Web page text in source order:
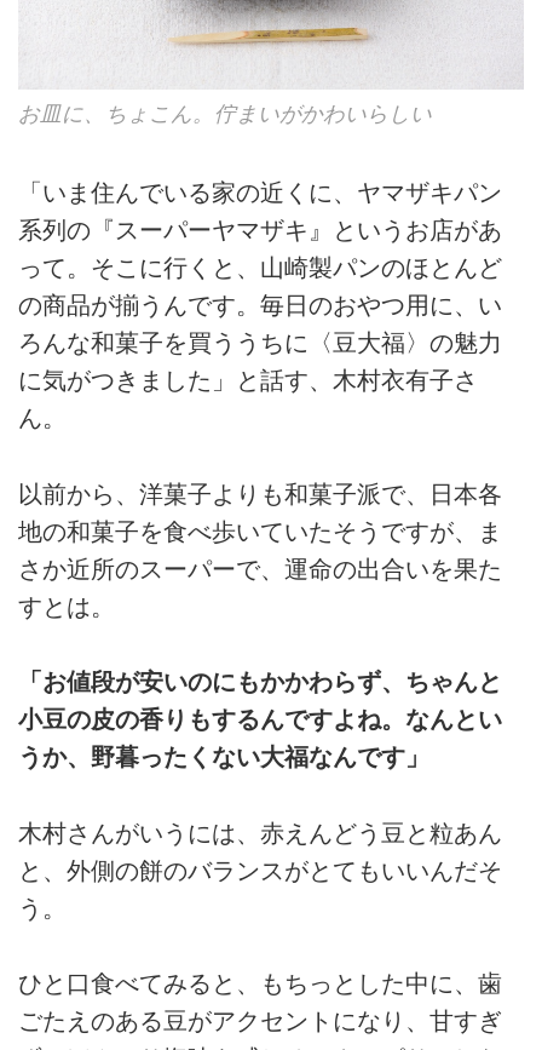
お皿に、ちょこん。佇まいがかわいらしい
「いま住んでいる家の近くに、ヤマザキパン
系列の『スーパーヤマザキ』というお店があ
って。そこに行くと、山崎製パンのほとんど
の商品が揃うんです。毎日のおやつ用に、い
ろんな和菓子を買ううちに〈豆大福〉の魅力
に気がつきました」と話す、木村衣有子さ
ん。
以前から、洋菓子よりも和菓子派で、日本各
地の和菓子を食べ歩いていたそうですが、ま
さか近所のスーパーで、運命の出合いを果た
すとは。
「お値段が安いのにもかかわらず、ちゃんと
小豆の皮の香りもするんですよね。なんとい
うか、野暮ったくない大福なんです」
木村さんがいうには、赤えんどう豆と粒あん
と、外側の餅のバランスがとてもいいんだそ
う。
ひと口食べてみると、もちっとした中に、歯
ごたえのある豆がアクセントになり、甘すぎ